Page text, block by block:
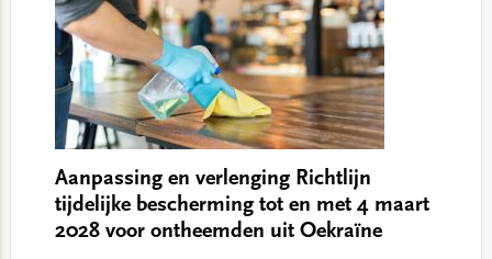
Aanpassing en verlenging Richtlijn
tijdelijke bescherming tot en met 4 maart
2028 voor ontheemden uit Oekraïne